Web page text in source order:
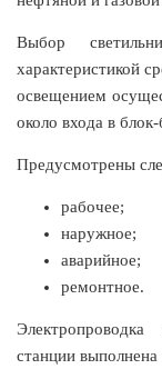
Выбор
характеристикой
освещением
около входа в блок-
Предусмотрены
рабочее;
наружное;
аварийное;
ремонтное.
станции